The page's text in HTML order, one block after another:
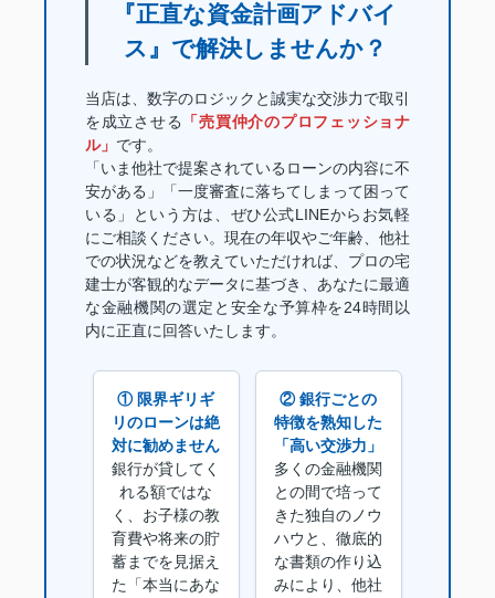
『正直な資金計画アドバイ
ス』で解決しませんか？
当店は、数字のロジックと誠実な交渉力で取引
を成立させる
「売買仲介のプロフェッショナ
ル」 です。
「いま他社で提案されているローンの内容に不
安がある」「一度審査に落ちてしまって困って
いる」という方は、ぜひ公式LINEからお気軽
にご相談ください。現在の年収やご年齢、他社
での状況などを教えていただければ、プロの宅
建士が客観的なデータに基づき、あなたに最適
な金融機関の選定と安全な予算枠を24時間以
内に正直に回答いたします。
① 限界ギリギ
リのローンは絶
対に勧めません
銀行が貸してく
れる額ではな
く、お子様の教
育費や将来の貯
蓄までを見据え
た「本当にあな
② 銀行ごとの
特徴を熟知した
「高い交渉力」
多くの金融機関
との間で培って
きた独自のノウ
ハウと、徹底的
な書類の作り込
みにより、他社